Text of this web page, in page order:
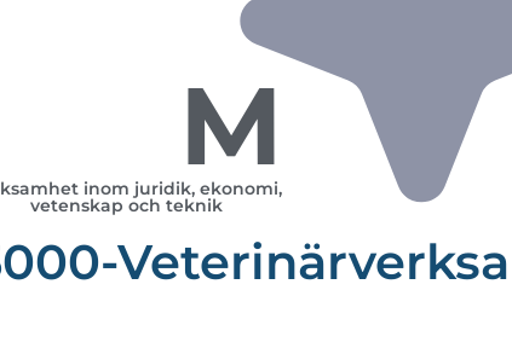
M
inom juridik, ekonomi,
vetenskap och teknik